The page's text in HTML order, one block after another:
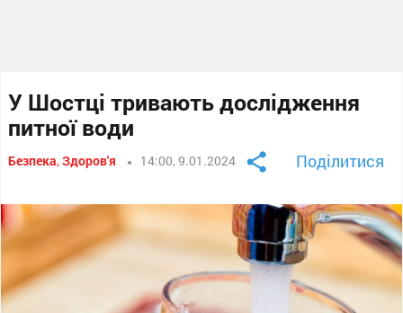
У Шостці тривають дослідження
питної води
Безпека,Здоров'я 14:00, 9.01.2024 Поділитися